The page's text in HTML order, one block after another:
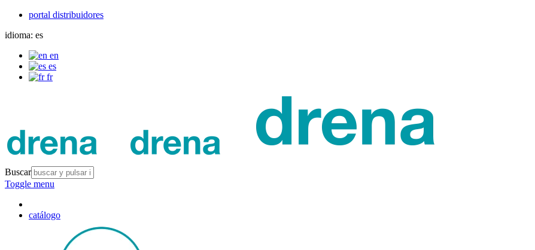
portal distribuidores
idioma: es
en
es
fr
Buscar
Toggle menu
catálogo